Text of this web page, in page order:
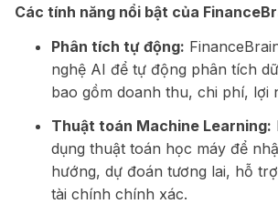
Các tính năng nổi bật của
Phân tích tự động:
nghệ AI để tự động phân tích
bao gồm doanh thu, chi phí, lợi
Thuật toán Machine Learning:
dụng thuật toán học máy để
hướng, dự đoán tương lai, hỗ
tài chính chính xác.